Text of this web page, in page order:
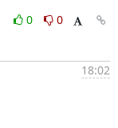
0
0
18:02